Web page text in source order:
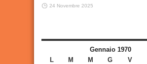
24 Novembre 2025
Gennaio 1970
L
M M G V